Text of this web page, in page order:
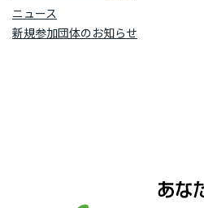
ニュース
新規参加団体のお知らせ